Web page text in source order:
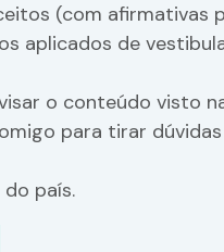
(com afirmativas
aplicados de
o conteúdo visto
para tirar
país.